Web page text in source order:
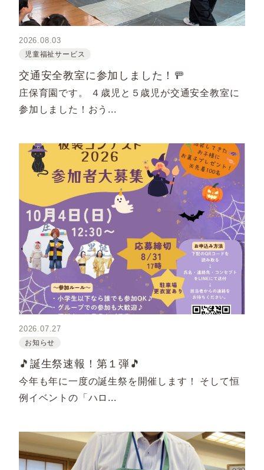
2026.08.03
児童福祉サービス
交通安全教室に参加しました！🚥
庄保育園です。 ４歳児と５歳児が交通安全教室に
参加しました！おう...
2026.07.27
お知らせ
🎵誕生祭速報！第１弾🎵
今年も年に一度の誕生祭を開催します！ そして恒
例イベントの「ハロ...